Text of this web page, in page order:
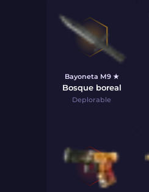
Bayoneta M9 ★
Bosque boreal
Deplorable